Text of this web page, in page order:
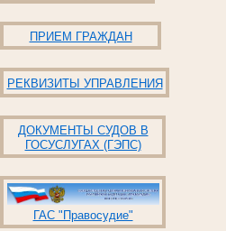
ПРИЕМ ГРАЖДАН
РЕКВИЗИТЫ УПРАВЛЕНИЯ
ДОКУМЕНТЫ СУДОВ В
ГОСУСЛУГАХ (ГЭПС)
ГАС "Правосудие"